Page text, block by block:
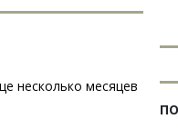
несколько месяцев